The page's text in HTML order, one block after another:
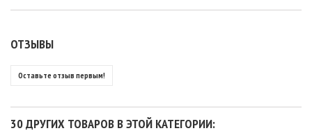
ОТЗЫВЫ
Оставьте отзыв первым!
30 ДРУГИХ ТОВАРОВ В ЭТОЙ КАТЕГОРИИ: